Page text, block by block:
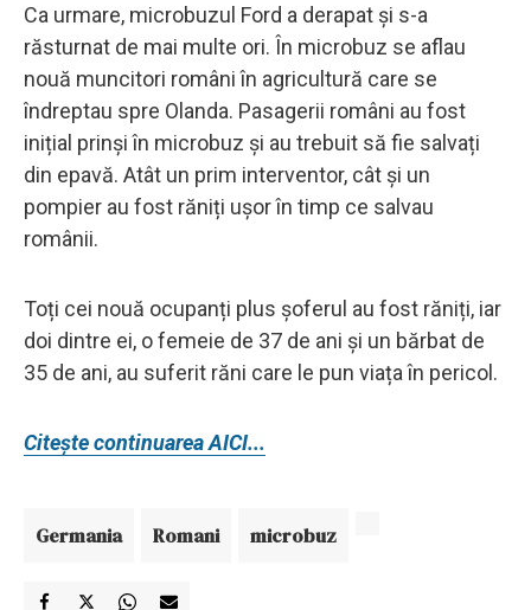
Ca urmare, microbuzul Ford a derapat și s-a
răsturnat de mai multe ori. În microbuz se aflau
nouă muncitori români în agricultură care se
îndreptau spre Olanda. Pasagerii români au fost
inițial prinși în microbuz și au trebuit să fie salvați
din epavă. Atât un prim interventor, cât și un
pompier au fost răniți ușor în timp ce salvau
românii.
Toți cei nouă ocupanți plus șoferul au fost răniți, iar
doi dintre ei, o femeie de 37 de ani și un bărbat de
35 de ani, au suferit răni care le pun viața în pericol.
Citește continuarea AICI...
Germania Romani microbuz